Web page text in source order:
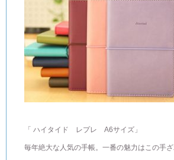
「 ハイタイド レプレ A6サイズ」
毎年絶大な人気の手帳。一番の魅力はこの手ざ